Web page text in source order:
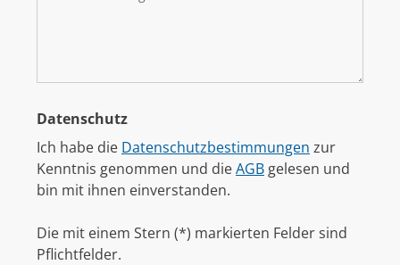
Datenschutz
Ich habe die Datenschutzbestimmungen zur
Kenntnis genommen und dieAGB gelesen und
bin mit ihnen einverstanden.
Die mit einem Stern (*) markierten Felder sind
Pflichtfelder.